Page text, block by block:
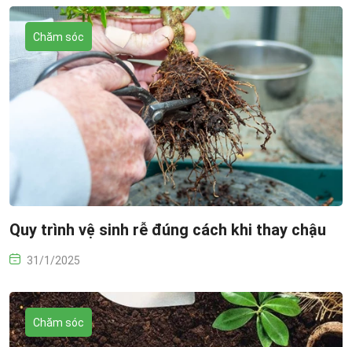
Chăm sóc
Quy trình vệ sinh rễ đúng cách khi thay chậu
31/1/2025
Chăm sóc